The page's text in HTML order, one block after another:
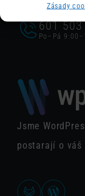
Zásady
601
Po–Pá
Jsme
postarají o váš